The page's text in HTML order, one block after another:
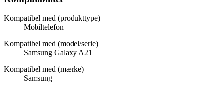
Kompatibel med (produkttype)
Mobiltelefon
Kompatibel med (model/serie)
Samsung Galaxy A21
Kompatibel med (mærke)
Samsung